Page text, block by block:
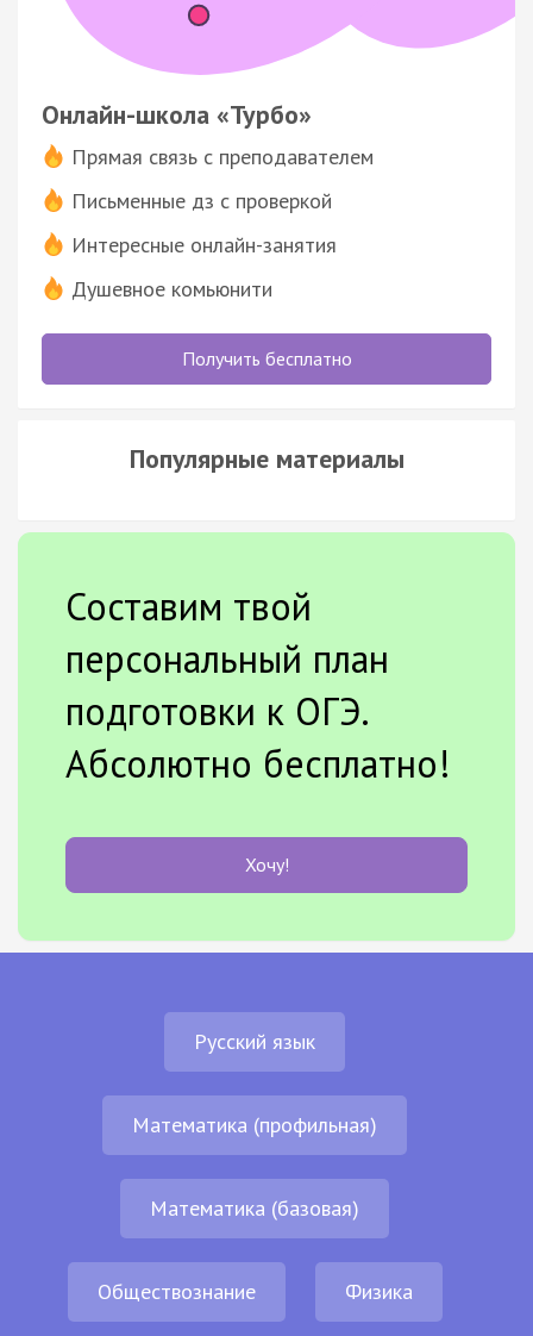
Онлайн-школа «Турбо»
Прямая связь с преподавателем
Письменные дз с проверкой
Интересные онлайн-занятия
Душевное комьюнити
Получить бесплатно
Популярные материалы
Составим твой
персональный план
подготовки к ОГЭ.
Абсолютно бесплатно!
Хочу!
Русский язык
Математика (профильная)
Математика (базовая)
Обществознание Физика